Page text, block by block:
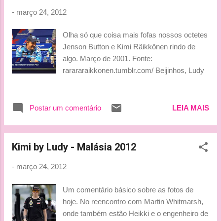
- março 24, 2012
Olha só que coisa mais fofas nossos octetes
Jenson Button e Kimi Räikkönen rindo de
algo. Março de 2001. Fonte:
rarararaikkonen.tumblr.com/ Beijinhos, Ludy
Postar um comentário LEIA MAIS
Kimi by Ludy - Malásia 2012
- março 24, 2012
Um comentário básico sobre as fotos de
hoje. No reencontro com Martin Whitmarsh,
onde também estão Heikki e o engenheiro de